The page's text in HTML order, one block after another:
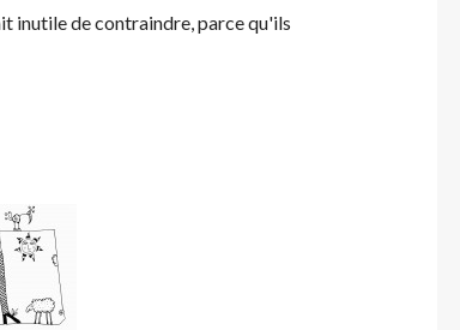
inutile de contraindre, parce qu'ils